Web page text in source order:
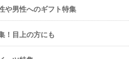
や男性へのギフト特集
！目上の方にも